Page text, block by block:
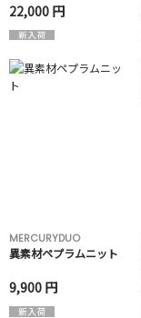
22,000 円
MERCURYDUO
異素材ペプラムニット
9,900 円